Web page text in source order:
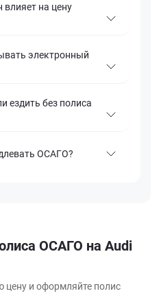
на цену
электронный
ездить без полиса
ОСАГО?
ОСАГО на Audi
цену и оформляйте полис